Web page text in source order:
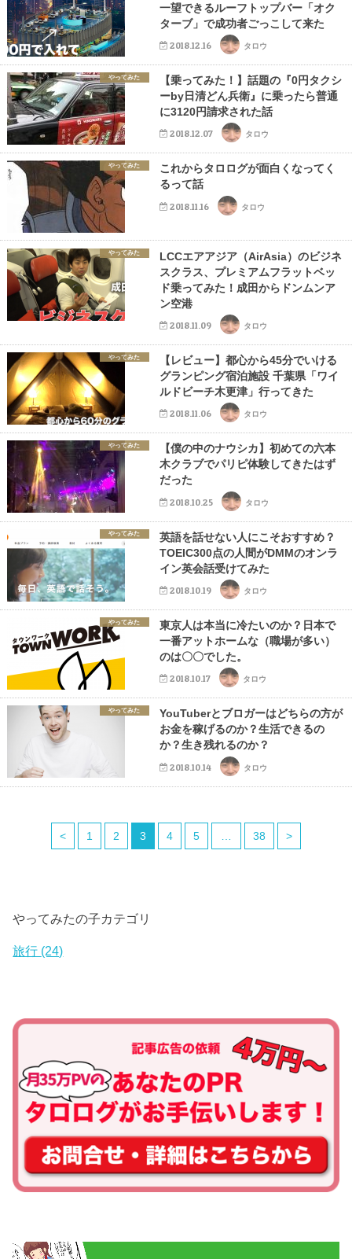
一望できるルーフトップバー「オク
ターブ」で成功者ごっこして来た
2018.12.16 タロウ
やってみた
【乗ってみた！】話題の『0円タクシ
ーby日清どん兵衛』に乗ったら普通
に3120円請求された話
2018.12.07 タロウ
やってみた
これからタロログが面白くなってく
るって話
2018.11.16 タロウ
やってみた
LCCエアアジア（AirAsia）のビジネ
スクラス、プレミアムフラットベッ
ド乗ってみた！成田からドンムンア
ン空港
2018.11.09 タロウ
やってみた
【レビュー】都心から45分でいける
グランピング宿泊施設 千葉県「ワイ
ルドビーチ木更津」行ってきた
2018.11.06 タロウ
やってみた
【僕の中のナウシカ】初めての六本
木クラブでパリピ体験してきたはず
だった
2018.10.25 タロウ
やってみた
英語を話せない人にこそおすすめ？
TOEIC300点の人間がDMMのオンラ
イン英会話受けてみた
2018.10.19 タロウ
やってみた
東京人は本当に冷たいのか？日本で
一番アットホームな（職場が多い）
のは〇〇でした。
2018.10.17 タロウ
やってみた
YouTuberとブロガーはどちらの方が
お金を稼げるのか？生活できるの
か？生き残れるのか？
2018.10.14 タロウ
< 1 2 3 4 5 38 >
やってみたの子カテゴリ
旅行 (24)